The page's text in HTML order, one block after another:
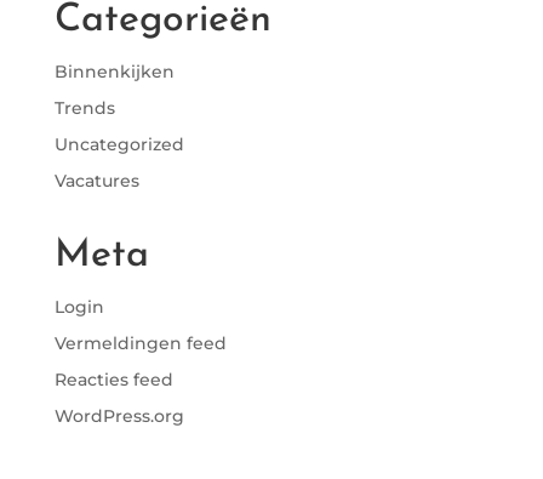
Categorieën
Binnenkijken
Trends
Uncategorized
Vacatures
Meta
Login
Vermeldingen feed
Reacties feed
WordPress.org